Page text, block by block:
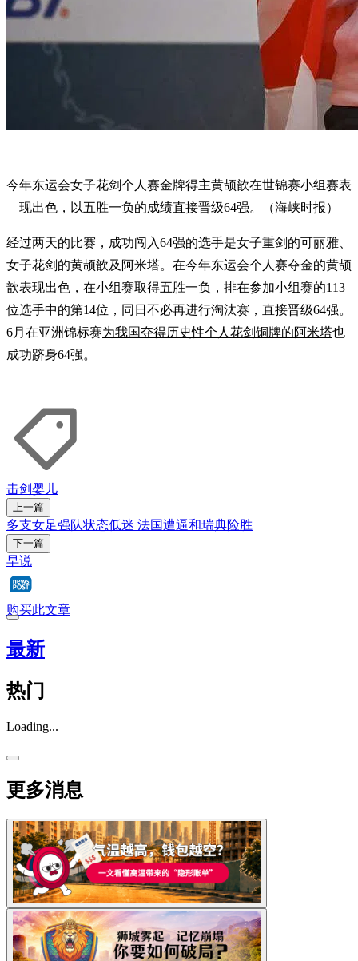
今年东运会女子花剑个人赛金牌得主黄颉歆在世锦赛小组赛表
现出色，以五胜一负的成绩直接晋级64强。（海峡时报）
经过两天的比赛，成功闯入64强的选手是女子重剑的可丽雅、
女子花剑的黄颉歆及阿米塔。在今年东运会个人赛夺金的黄颉
歆表现出色，在小组赛取得五胜一负，排在参加小组赛的113
位选手中的第14位，同日不必再进行淘汰赛，直接晋级64强。
6月在亚洲锦标赛为我国夺得历史性个人花剑铜牌的阿米塔也
成功跻身64强。
击剑婴儿
上一篇
多支女足强队状态低迷 法国遭逼和瑞典险胜
下一篇
早说
购买此文章
最新
热门
Loading...
更多消息